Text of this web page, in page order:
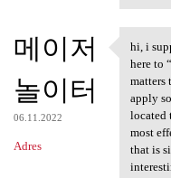
메이저
놀이터
06.11.2022
Adres
hi, i
hi, i
here to
matters
apply
located
most
that is